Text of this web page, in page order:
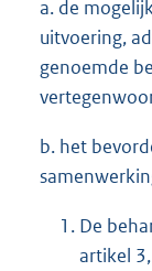
a. de
uitvoering,
genoemde
b. het
De
artikel